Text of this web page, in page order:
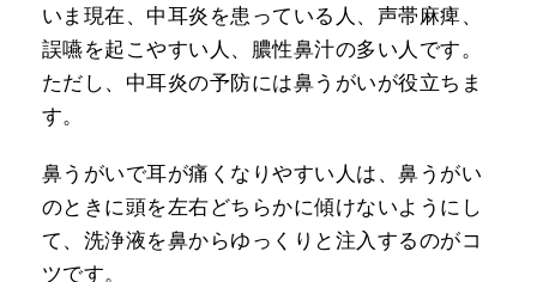
いま現在、中耳炎を患っている人、声帯麻痺、
誤嚥を起こやすい人、膿性鼻汁の多い人です。
ただし、中耳炎の予防には鼻うがいが役立ちま
す。
鼻うがいで耳が痛くなりやすい人は、鼻うがい
のときに頭を左右どちらかに傾けないようにし
て、洗浄液を鼻からゆっくりと注入するのがコ
ツです。